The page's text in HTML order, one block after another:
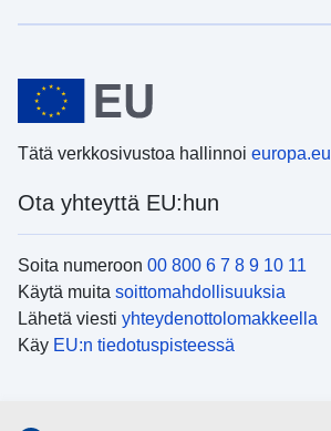
Tätä verkkosivustoa hallinnoi europa.eu
Ota yhteyttä EU:hun
Soita numeroon 00 800 6 7 8 9 10 11
Käytä muita soittomahdollisuuksia
Lähetä viesti yhteydenottolomakkeella
Käy EU:n tiedotuspisteessä